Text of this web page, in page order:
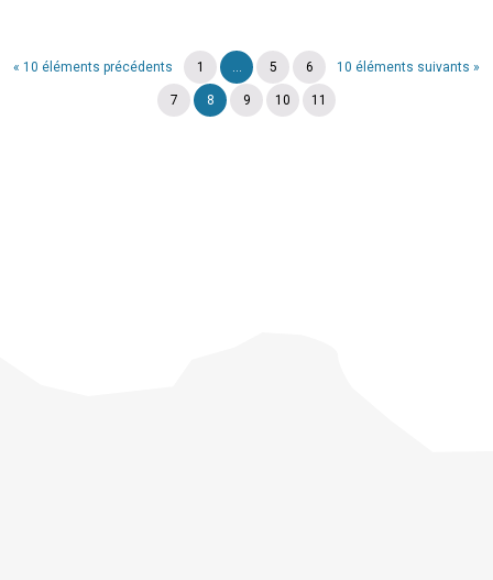
« 10 éléments précédents 10 éléments suivants »
1 ... 5 6
7 8 9 10 11